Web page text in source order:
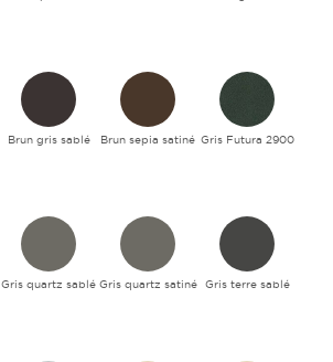
Brun gris sablé Brun sepia satiné Gris Futura 2900
Gris quartz sablé Gris quartz satiné Gris terre sablé